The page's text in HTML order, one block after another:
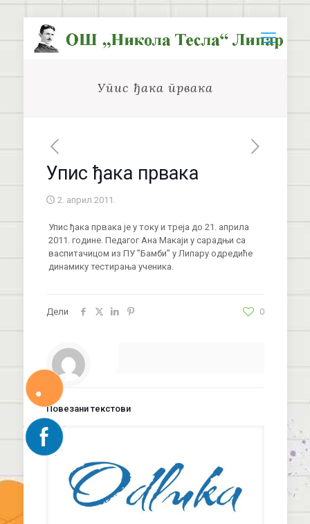
Упис ђака првака
Упис ђака првака
2. април 2011.
Упис ђака првака је у току и треја до 21. априла
2011. године. Педагог Ана Макаји у сарадњи са
васпитачицом из ПУ ’’Бамби’’ у Липару одредиће
динамику тестирања ученика.
Дели 0
Повезани текстови